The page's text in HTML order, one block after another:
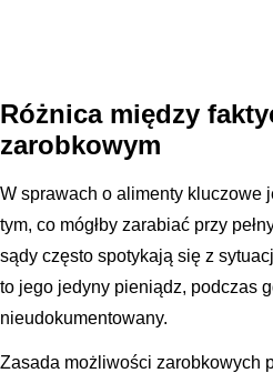
Różnica między
zarobkowym
W sprawach o alimenty kluczowe
tym, co mógłby zarabiać przy
sądy często spotykają się z
to jego jedyny pieniądz, podczas
nieudokumentowany.
Zasada możliwości zarobkowych